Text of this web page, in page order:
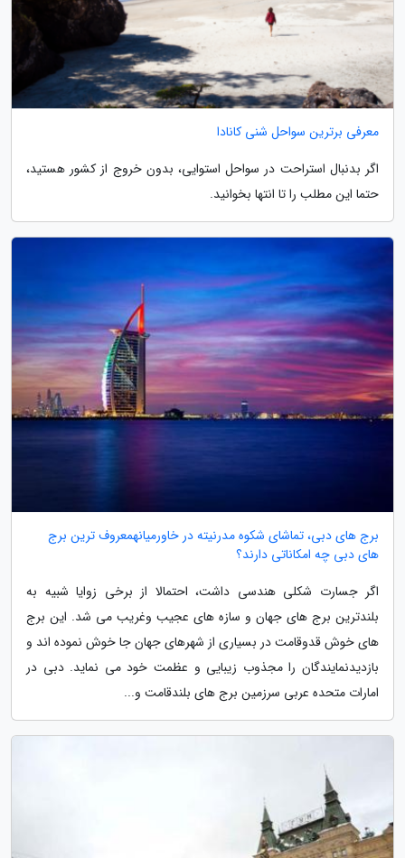
معرفی برترین سواحل شنی کانادا
اگر بدنبال استراحت در سواحل استوایی، بدون خروج از کشور هستید،
حتما این مطلب را تا انتها بخوانید.
برج های دبی، تماشای شکوه مدرنیته در خاورمیانهمعروف ترین برج
های دبی چه امکاناتی دارند؟
اگر جسارت شکلی هندسی داشت، احتمالا از برخی زوایا شبیه به
بلندترین برج های جهان و سازه های عجیب وغریب می شد. این برج
های خوش قدوقامت در بسیاری از شهرهای جهان جا خوش نموده اند و
بازدیدنمایندگان را مجذوب زیبایی و عظمت خود می نماید. دبی در
امارات متحده عربی سرزمین برج های بلندقامت و...